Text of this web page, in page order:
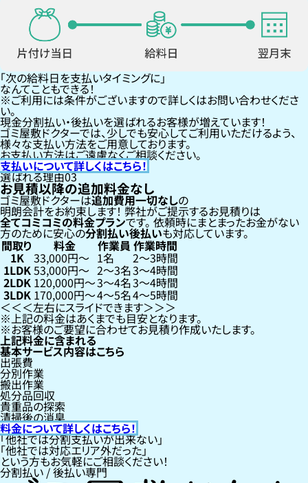
「次の給料日を支払いタイミングに」
なんてこともできる！
ご利用には条件がございますので詳しくはお問い合わせくださ
い。
現金分割払い・後払いを選ばれるお客様が増えています！
ゴミ屋敷ドクターでは、少しでも安心してご利用いただけるよう、
様々な支払い方法をご用意しております。
お支払い方法はご遠慮なくご相談ください。
支払いについて詳しくはこちら！
選ばれる理由03
お見積以降の追加料金なし
ゴミ屋敷ドクターは追加費用一切なしの
明朗会計をお約束します！弊社がご提示するお見積りは
全てコミコミの料金プランです。依頼時にまとまったお金がない
方のために安心の分割払い後払いも対応しています。
間取り 料金 作業員 作業時間
1K 33,000円〜 1名 2〜3時間
1LDK53,000円〜 2〜3名3〜4時間
2LDK 120,000円〜3〜4名3〜4時間
3LDK 170,000円〜4〜5名4〜5時間
左右にスライドできます
上記の料金はあくまでも目安となります。
お客様のご要望に合わせてお見積り作成いたします。
上記料金に含まれる
基本サービス内容はこちら
出張費
分別作業
搬出作業
処分品回収
貴重品の探索
清掃後の消臭
料金について詳しくはこちら！
「他社では分割支払いが出来ない」
「他社では対応エリア外だった」
という方もお気軽にご相談ください！
分割払い / 後払い専門